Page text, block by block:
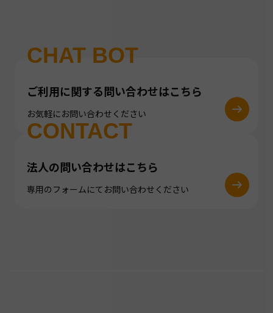
CHAT BOT
ご利用に関する問い合わせはこちら
お気軽にお問い合わせください
CONTACT
法人の問い合わせはこちら
専用のフォームにてお問い合わせください